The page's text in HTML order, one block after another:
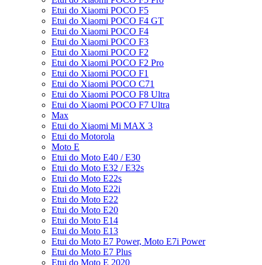
Etui do Xiaomi POCO F5
Etui do Xiaomi POCO F4 GT
Etui do Xiaomi POCO F4
Etui do Xiaomi POCO F3
Etui do Xiaomi POCO F2
Etui do Xiaomi POCO F2 Pro
Etui do Xiaomi POCO F1
Etui do Xiaomi POCO C71
Etui do Xiaomi POCO F8 Ultra
Etui do Xiaomi POCO F7 Ultra
Max
Etui do Xiaomi Mi MAX 3
Etui do Motorola
Moto E
Etui do Moto E40 / E30
Etui do Moto E32 / E32s
Etui do Moto E22s
Etui do Moto E22i
Etui do Moto E22
Etui do Moto E20
Etui do Moto E14
Etui do Moto E13
Etui do Moto E7 Power, Moto E7i Power
Etui do Moto E7 Plus
Etui do Moto E 2020